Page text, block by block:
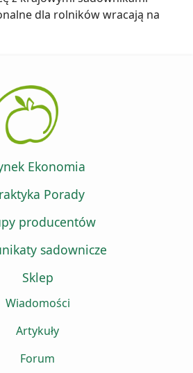
dla rolników wracają na
Ekonomia
Porady
producentów
sadownicze
Sklep
Wiadomości
Artykuły
Forum